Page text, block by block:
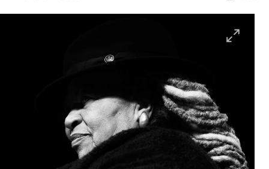
veranstaltungen